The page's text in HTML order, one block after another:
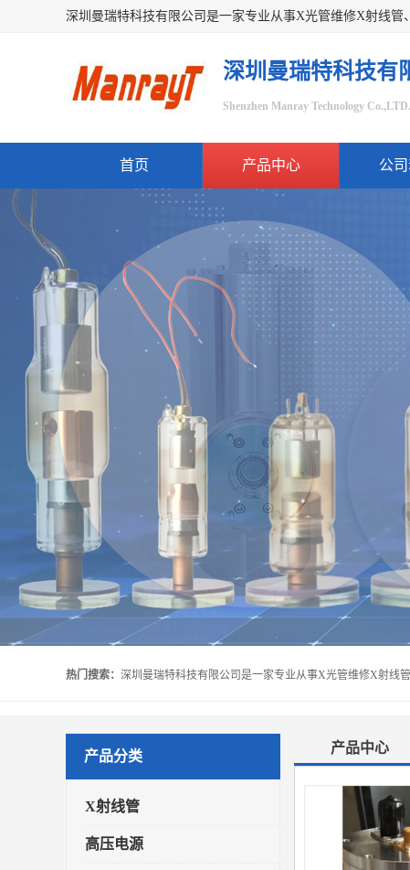
深圳曼瑞特科技有
Shenzhen Manray Technology Co.,LTD.
首页 产品中心 公
热门搜索：
产品分类
X射线管
高压电源
产品中心